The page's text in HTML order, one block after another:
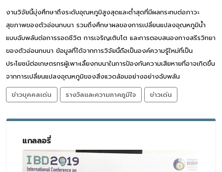
งานวิจัยนี้มุ่งศึกษาถึงระดับอุณหภูมิสูงสุดและต่ำสุดที่มีผลกระทบต่อภาวะ
สุขภาพของตัวอ่อนกบนา รวมถึงศึกษาผลของการเปลี่ยนแปลงอุณหภูมิน้ำ
แบบฉับพลันต่อการรอดชีวิต การเจริญเติบโต และการตอบสนองทางสรีรวิทยา
ของตัวอ่อนกบนา ข้อมูลที่ได้จากการวิจัยนี้ถือเป็นองค์ความรู้ใหม่ที่เป็น
ประโยชน์ต่อเกษตรกรผู้เพาะเลี้ยงกบนาในการป้องกันความเสียหายที่อาจเกิดขึ้น
จากการเปลี่ยนแปลงอุณหภูมิของสิ่งแวดล้อมอย่างอย่างฉับพลัน
ข่าวบุคคลเด่น
รางวัลและความภาคภูมิใจ ข่าวเด่น
แกลลอรี่